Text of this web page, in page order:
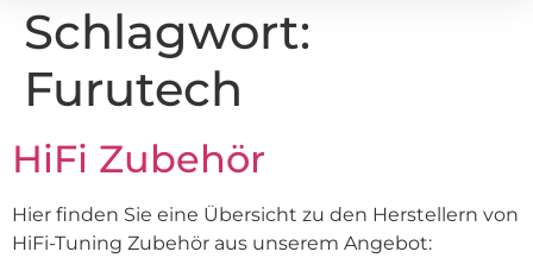
Schlagwort:
Furutech
HiFi Zubehör
Hier finden Sie eine Übersicht zu den Herstellern von
HiFi-Tuning Zubehör aus unserem Angebot: